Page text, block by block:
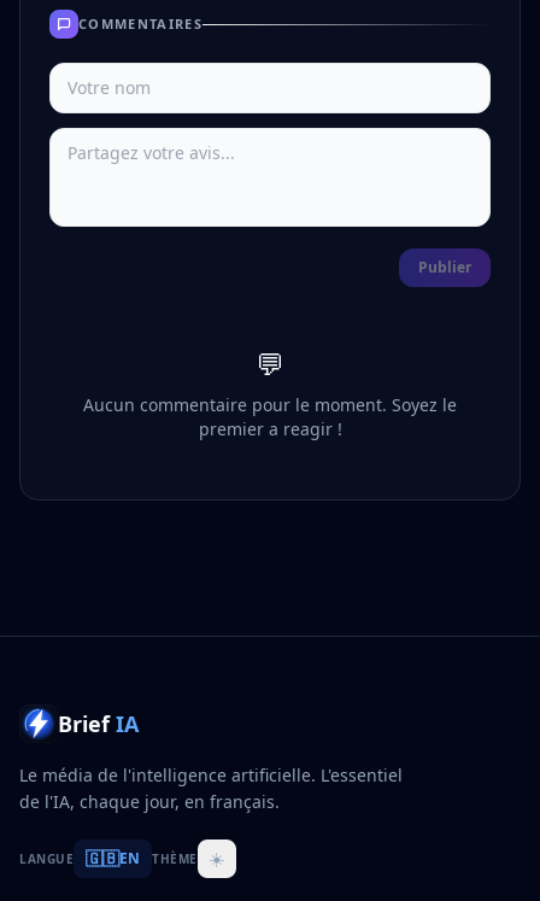
avancée.
COMMENTAIRES
Publier
💬
Aucun commentaire pour le moment. Soyez le
premier a reagir !
Brief IA
Le média de l'intelligence artificielle. L'essentiel
de l'IA, chaque jour, en français.
LANGUE 🇬🇧EN THÈME ☀️